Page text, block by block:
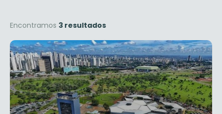
Encontramos 3 resultados